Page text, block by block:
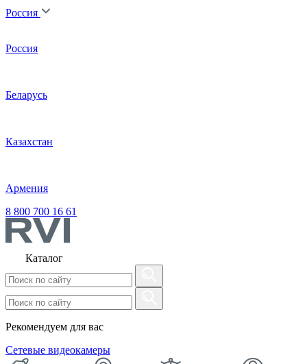
Россия
Россия
Беларусь
Казахстан
Армения
8 800 700 16 61
Каталог
Рекомендуем для вас
Сетевые видеокамеры